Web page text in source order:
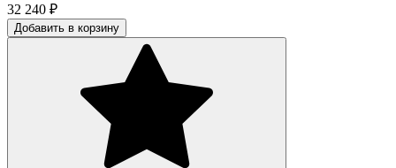
32 240 ₽
Добавить в корзину